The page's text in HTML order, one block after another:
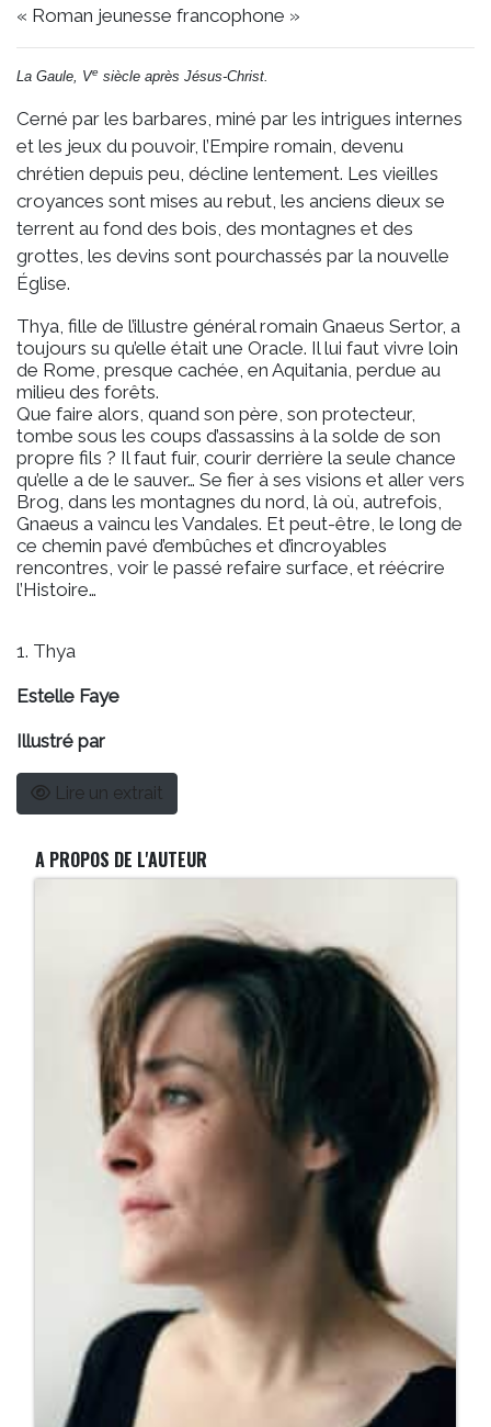
« Roman jeunesse francophone »
La Gaule, Ve siècle après Jésus-Christ.
Cerné par les barbares, miné par les intrigues internes
et les jeux du pouvoir, l’Empire romain, devenu
chrétien depuis peu, décline lentement. Les vieilles
croyances sont mises au rebut, les anciens dieux se
terrent au fond des bois, des montagnes et des
grottes, les devins sont pourchassés par la nouvelle
Église.
Thya, fille de l’illustre général romain Gnaeus Sertor, a
toujours su qu’elle était une Oracle. Il lui faut vivre loin
de Rome, presque cachée, en Aquitania, perdue au
milieu des forêts.
Que faire alors, quand son père, son protecteur,
tombe sous les coups d’assassins à la solde de son
propre fils ? Il faut fuir, courir derrière la seule chance
qu’elle a de le sauver… Se fier à ses visions et aller vers
Brog, dans les montagnes du nord, là où, autrefois,
Gnaeus a vaincu les Vandales. Et peut-être, le long de
ce chemin pavé d’embûches et d’incroyables
rencontres, voir le passé refaire surface, et réécrire
l’Histoire…
1. Thya
Estelle Faye
Illustré par
Lire un extrait
A PROPOS DE L'AUTEUR